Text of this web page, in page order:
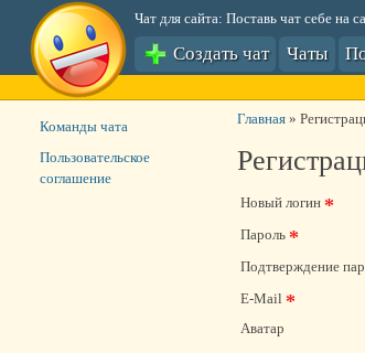
Чат для сайта: Поставь чат себе на
Создать чат Чаты
Главная»
Новый логин *
Пароль *
Подтверждение
E-Mail *
Аватар
Команды чата
Пользовательское
соглашение